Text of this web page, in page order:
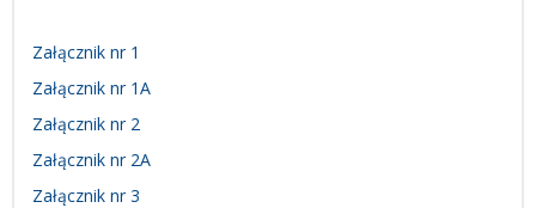
Załącznik nr 1
Załącznik nr 1A
Załącznik nr 2
Załącznik nr 2A
Załącznik nr 3